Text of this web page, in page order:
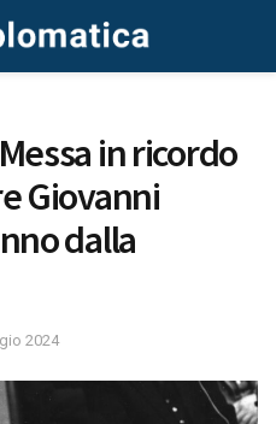
in ricordo
Giovanni
dalla
2024